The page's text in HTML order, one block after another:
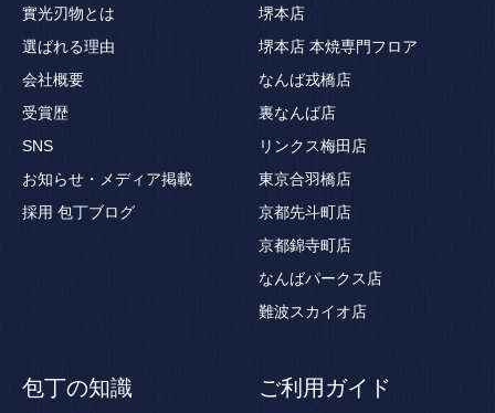
實光刃物とは
選ばれる理由
会社概要
受賞歴
SNS
お知らせ・メディア掲載
採用 包丁ブログ
堺本店
堺本店 本焼専門フロア
なんば戎橋店
裏なんば店
リンクス梅田店
東京合羽橋店
京都先斗町店
京都錦寺町店
なんばパークス店
難波スカイオ店
包丁の知識 ご利用ガイド